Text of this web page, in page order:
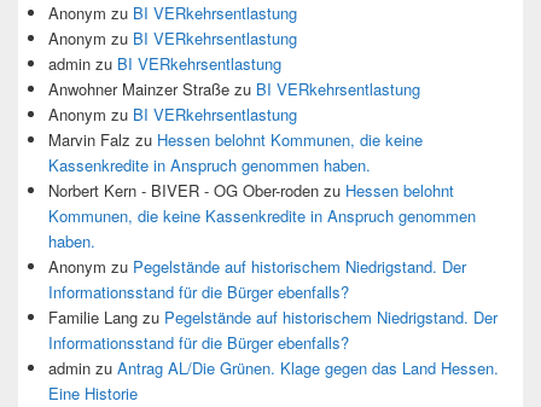
Anonym zu BI VERkehrsentlastung
Anonym zu BI VERkehrsentlastung
admin zu BI VERkehrsentlastung
Anwohner Mainzer Straße zu BI VERkehrsentlastung
Anonym zu BI VERkehrsentlastung
Marvin Falz zu Hessen belohnt Kommunen, die keine
Kassenkredite in Anspruch genommen haben.
Norbert Kern - BIVER - OG Ober-roden zu Hessen belohnt
Kommunen, die keine Kassenkredite in Anspruch genommen
haben.
Anonym zu Pegelstände auf historischem Niedrigstand. Der
Informationsstand für die Bürger ebenfalls?
Familie Lang zu Pegelstände auf historischem Niedrigstand. Der
Informationsstand für die Bürger ebenfalls?
admin zu Antrag AL/Die Grünen. Klage gegen das Land Hessen.
Eine Historie